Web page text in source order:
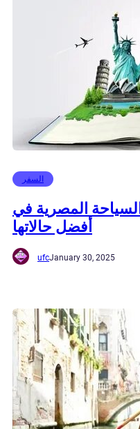
السفر
المصرية في
أفضل حالاتها
ufcJanuary 30, 2025